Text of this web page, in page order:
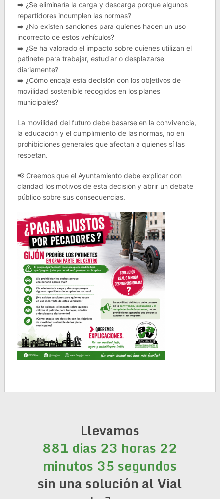
➡️ ¿Se eliminaría la carga y descarga porque algunos
repartidores incumplen las normas?
➡️ ¿No existen sanciones para quienes hacen un uso
incorrecto de estos vehículos?
➡️ ¿Se ha valorado el impacto sobre quienes utilizan el
patinete para trabajar, estudiar o desplazarse
diariamente?
➡️ ¿Cómo encaja esta decisión con los objetivos de
movilidad sostenible recogidos en los planes
municipales?
La movilidad del futuro debe basarse en la convivencia,
la educación y el cumplimiento de las normas, no en
prohibiciones generales que afectan a quienes sí las
respetan.
📢 Creemos que el Ayuntamiento debe explicar con
claridad los motivos de esta decisión y abrir un debate
público sobre sus consecuencias.
Llevamos
881 días 23 horas 22
minutos 36 segundos
sin una solución al Vial